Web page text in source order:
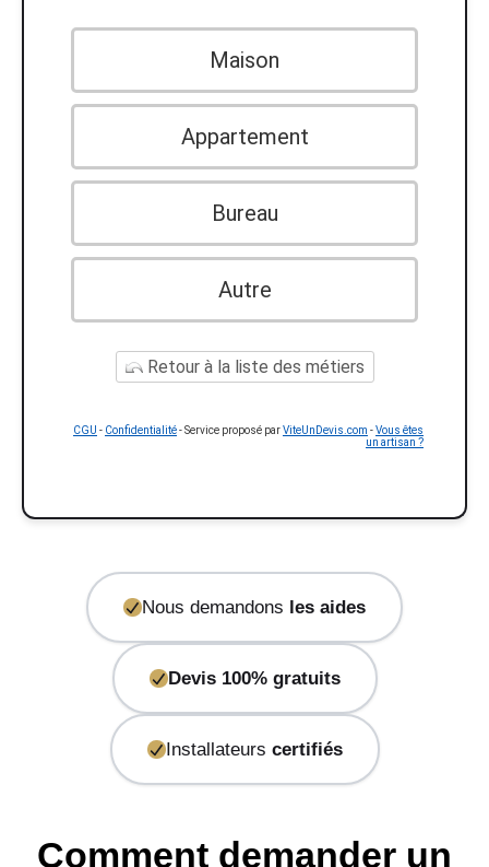
Maison
Appartement
Bureau
Autre
Retour à la liste des métiers
CGU - Confidentialité- Service proposé parViteUnDevis.com -Vous êtes
un artisan ?
Nous demandons les aides
Devis 100% gratuits
Installateurs certifiés
Comment demander un